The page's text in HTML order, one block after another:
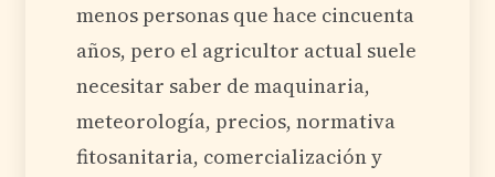
menos personas que hace cincuenta
años, pero el agricultor actual suele
necesitar saber de maquinaria,
meteorología, precios, normativa
fitosanitaria, comercialización y